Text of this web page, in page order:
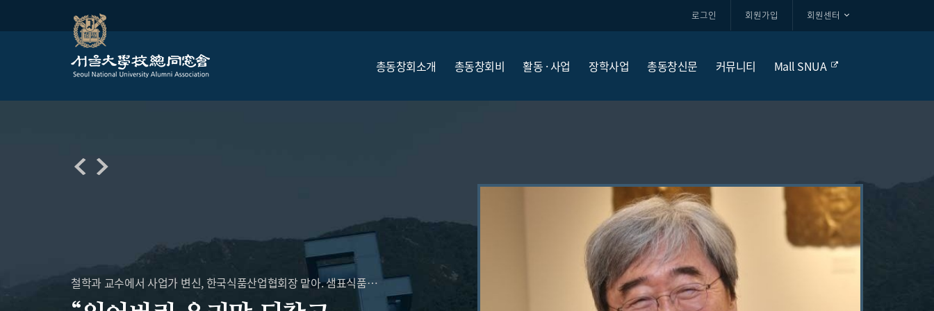
로그인 회원가입 회원센터
총동창회소개 총동창회비 활동 · 사업 장학사업 총동창신문 커뮤니티 Mall SNUA
철학과 교수에서 사업가 변신, 한국식품산업협회장 맡아. 샘표식품 올해 창립 80주년, 사원 800명 중 20%가 연구원, “연구 중심 기업으로 발돋움”